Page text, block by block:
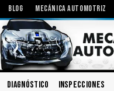
BLOG MECÁNICA AUTOMOTRIZ
Diagnóstico Inspecciones